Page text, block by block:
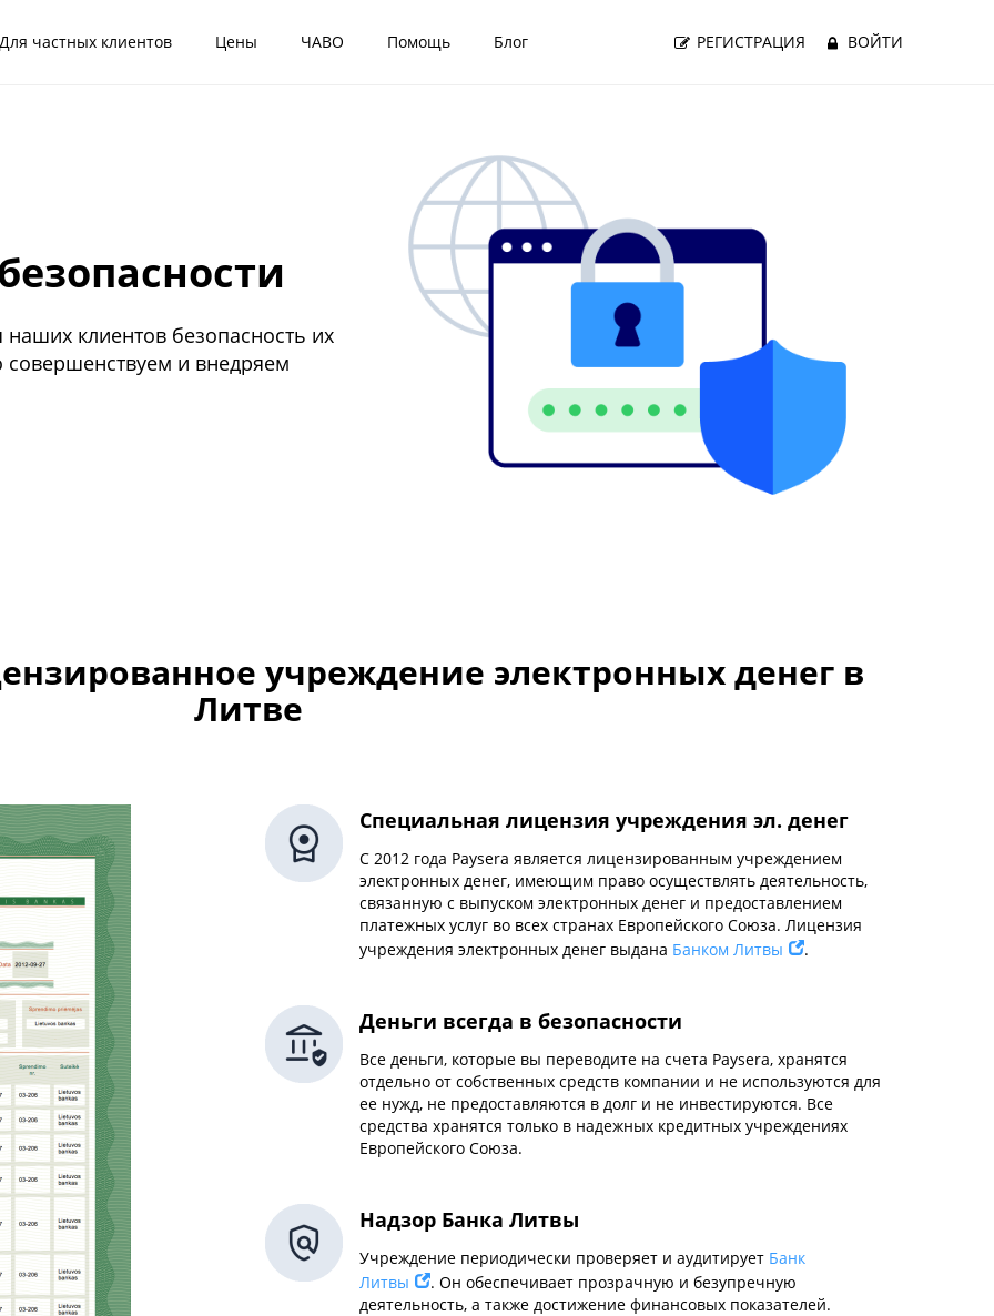
Для частных клиентов Цены ЧАВО Помощь Блог РЕГИСТРАЦИЯ ВОЙТИ
клиентов безопасность их
и внедряем
учреждение электронных денег в
Литве
Специальная лицензия учреждения эл. денег
С 2012 года Paysera является лицензированным учреждением
электронных денег, имеющим право осуществлять деятельность,
связанную с выпуском электронных денег и предоставлением
платежных услуг во всех странах Европейского Союза. Лицензия
учреждения электронных денег выдана Банком Литвы .
Деньги всегда в безопасности
Все деньги, которые вы переводите на счета Paysera, хранятся
отдельно от собственных средств компании и не используются для
ее нужд, не предоставляются в долг и не инвестируются. Все
средства хранятся только в надежных кредитных учреждениях
Европейского Союза.
Надзор Банка Литвы
Учреждение периодически проверяет и аудитирует Банк
Литвы
. Он обеспечивает прозрачную и безупречную
деятельность, а также достижение финансовых показателей.